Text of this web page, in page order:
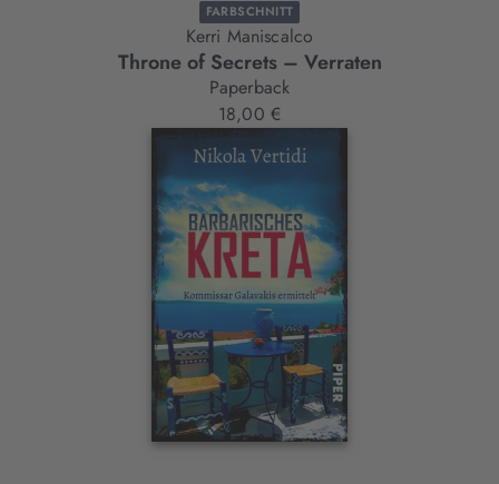
FARBSCHNITT
Kerri Maniscalco
Throne of Secrets – Verraten
Paperback
18,00 €